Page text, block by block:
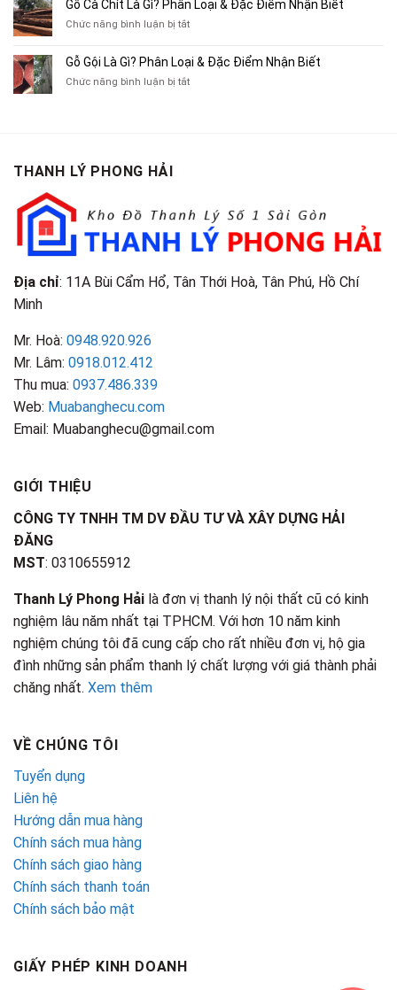
Cũ,
Xe
Cũ
TP.HCM
Sách
Tạp
Chí
Địa
Chỉ
Bán
Áo
Gỗ Cà Chít Là Gì? Phân Loại & Đặc Điểm Nhận Biết
Chức năng bình luận bị tắtở
Chít
Là
Gỗ Gội Là Gì? Phân Loại & Đặc Điểm Nhận Biết
Chức năng bình luận bị tắtở
Điểm
Nhận
Biết
THANH LÝ PHONG HẢI
Địa chỉ: 11A Bùi Cẩm Hổ, Tân Thới Hoà, Tân Phú, Hồ Chí
Minh
Mr. Hoà: 0948.920.926
Mr. Lâm: 0918.012.412
Thu mua: 0937.486.339
Web: Muabanghecu.com
Email: Muabanghecu@gmail.com
GIỚI THIỆU
CÔNG TY TNHH TM DV ĐẦU TƯ VÀ XÂY DỰNG HẢI
ĐĂNG
MST: 0310655912
Thanh Lý Phong Hải là đơn vị thanh lý nội thất cũ có kinh
nghiệm lâu năm nhất tại TPHCM. Với hơn 10 năm kinh
nghiệm chúng tôi đã cung cấp cho rất nhiều đơn vị, hộ gia
đình những sản phẩm thanh lý chất lượng với giá thành phải
chăng nhất. Xem thêm
VỀ CHÚNG TÔI
Tuyển dụng
Liên hệ
Hướng dẫn mua hàng
Chính sách mua hàng
Chính sách giao hàng
Chính sách thanh toán
Chính sách bảo mật
GIẤY PHÉP KINH DOANH